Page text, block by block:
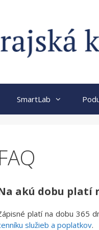
SmartLab
FAQ
akú dobu platí
platí na dobu 365
služieb a poplatkov.